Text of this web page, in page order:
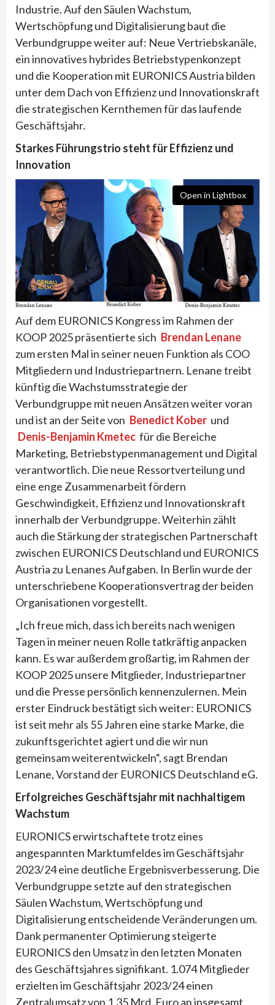
Industrie. Auf den Säulen Wachstum,
Wertschöpfung und Digitalisierung baut die
Verbundgruppe weiter auf: Neue Vertriebskanäle,
ein innovatives hybrides Betriebstypenkonzept
und die Kooperation mit EURONICS Austria bilden
unter dem Dach von Effizienz und Innovationskraft
die strategischen Kernthemen für das laufende
Geschäftsjahr.
Starkes Führungstrio steht für Effizienz und
Innovation
Open in Lightbox
Auf dem EURONICS Kongress im Rahmen der
KOOP 2025 präsentierte sich Brendan Lenane
zum ersten Mal in seiner neuen Funktion als COO
Mitgliedern und Industriepartnern. Lenane treibt
künftig die Wachstumsstrategie der
Verbundgruppe mit neuen Ansätzen weiter voran
und ist an der Seite von Benedict Kober und
Denis-Benjamin Kmetec für die Bereiche
Marketing, Betriebstypenmanagement und Digital
verantwortlich. Die neue Ressortverteilung und
eine enge Zusammenarbeit fördern
Geschwindigkeit, Effizienz und Innovationskraft
innerhalb der Verbundgruppe. Weiterhin zählt
auch die Stärkung der strategischen Partnerschaft
zwischen EURONICS Deutschland und EURONICS
Austria zu Lenanes Aufgaben. In Berlin wurde der
unterschriebene Kooperationsvertrag der beiden
Organisationen vorgestellt.
„Ich freue mich, dass ich bereits nach wenigen
Tagen in meiner neuen Rolle tatkräftig anpacken
kann. Es war außerdem großartig, im Rahmen der
KOOP 2025 unsere Mitglieder, Industriepartner
und die Presse persönlich kennenzulernen. Mein
erster Eindruck bestätigt sich weiter: EURONICS
ist seit mehr als 55 Jahren eine starke Marke, die
zukunftsgerichtet agiert und die wir nun
gemeinsam weiterentwickeln“, sagt Brendan
Lenane, Vorstand der EURONICS Deutschland eG.
Erfolgreiches Geschäftsjahr mit nachhaltigem
Wachstum
EURONICS erwirtschaftete trotz eines
angespannten Marktumfeldes im Geschäftsjahr
2023/24 eine deutliche Ergebnisverbesserung. Die
Verbundgruppe setzte auf den strategischen
Säulen Wachstum, Wertschöpfung und
Digitalisierung entscheidende Veränderungen um.
Dank permanenter Optimierung steigerte
EURONICS den Umsatz in den letzten Monaten
des Geschäftsjahres signifikant. 1.074 Mitglieder
erzielten im Geschäftsjahr 2023/24 einen
Zentralumsatz von 1,35 Mrd. Euro an insgesamt